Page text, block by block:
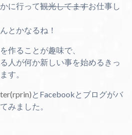
に行って観光してますお仕事し
とかなるね！
作ることが趣味で、
人が何か新しい事を始めるきっ
す。
とFacebookとブログがバ
みました。